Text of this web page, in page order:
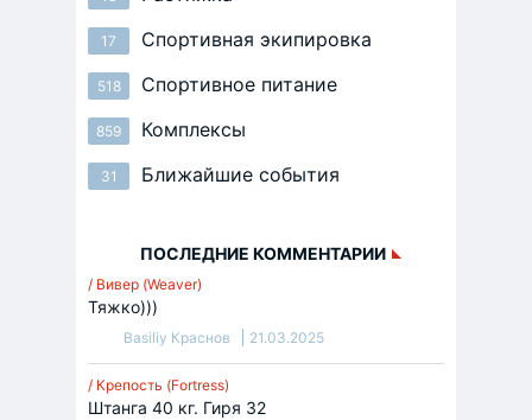
17 Спортивная экипировка
518 Спортивное питание
859 Комплексы
31 Ближайшие события
ПОСЛЕДНИЕ КОММЕНТАРИИ
/ Вивер (Weaver)
Тяжко)))
Basiliy Краснов 21.03.2025
/ Крепость (Fortress)
Штанга 40 кг. Гиря 32